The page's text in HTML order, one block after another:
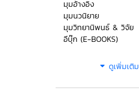
มุมอ้างอิง
มุมนวนิยาย
มุมวิทยานิพนธ์ & วิจัย
อีบุ๊ก (E-BOOKS)
ดูเพิ่มเติม